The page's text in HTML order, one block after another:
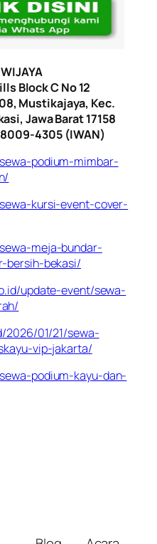
Block C No 12
Mustikajaya, Kec.
Jawa Barat 17158
4305 (IWAN)
podium-mimbar-
kursi-event-cover-
meja-bundar-
bersih-bekasi/
update-event/sewa-
2026/01/21/sewa-
vip-jakarta/
podium-kayu-dan-